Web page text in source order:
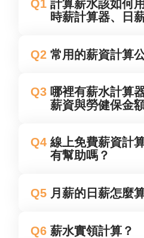
Q1 計算薪水該如何
時薪計算器、日
Q2 常用的薪資計算
Q3 哪裡有薪水計算
薪資與勞健保金
Q4 線上免費薪資計
有幫助嗎？
Q5 月薪的日薪怎麼
Q6 薪水實領計算？